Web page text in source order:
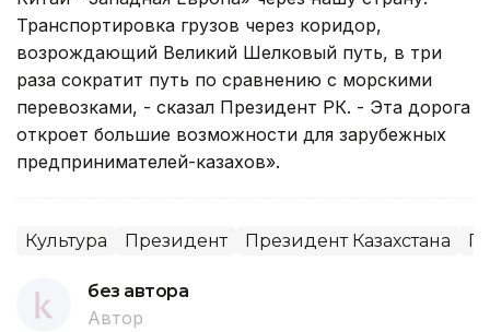
Транспортировка грузов через коридор,
возрождающий Великий Шелковый путь, в три
раза сократит путь по сравнению с морскими
перевозками, - сказал Президент РК. - Эта дорога
откроет большие возможности для зарубежных
предпринимателей-казахов».
Культура Президент Президент Казахстана
без автора
Автор